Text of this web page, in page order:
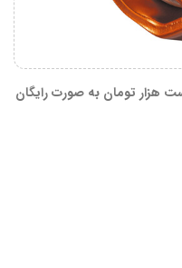
هزار تومان به صورت رایگان